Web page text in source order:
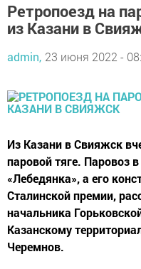
Ретропоезд на
из Казани в
admin, 23 июня 2022 -
Из Казани в Свияжск
паровой тяге. Паровоз
«Лебедянка», а его
Сталинской премии,
начальника
Казанскому
Черемнов.